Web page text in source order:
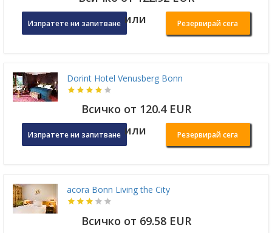
Изпратете ни запитване или Резервирай сега
Dorint Hotel Venusberg Bonn
Всичко от 120.4 EUR
Изпратете ни запитване или Резервирай сега
acora Bonn Living the City
Всичко от 69.58 EUR